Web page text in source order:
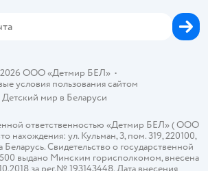
ООО «Детмир БЕЛ»•
условия пользования сайтом
Детский мир в Беларуси
ответственностью «Детмир БЕЛ» ( ООО
нахождения: ул. Кульман, 3, пом. 319, 220100,
Беларусь. Свидетельство о государственной
выдано Минским горисполкомом, внесена